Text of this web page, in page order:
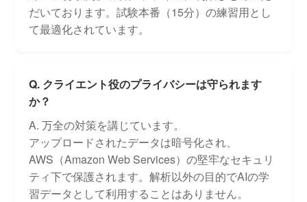
だいております。試験本番（15分）の練習用とし
て最適化されています。
Q. クライエント役のプライバシーは守られます
か？
A. 万全の対策を講じています。
アップロードされたデータは暗号化され、
AWS（Amazon Web Services）の堅牢なセキュリ
ティ下で保護されます。解析以外の目的でAIの学
習データとして利用することはありません。